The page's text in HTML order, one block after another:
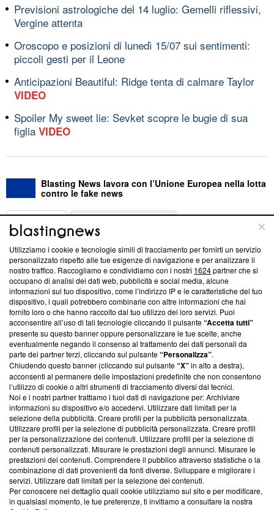
Previsioni astrologiche del 14 luglio: Gemelli riflessivi,
Vergine attenta
Oroscopo e posizioni di lunedì 15/07 sui sentimenti:
piccoli gesti per il Leone
Anticipazioni Beautiful: Ridge tenta di calmare Taylor
VIDEO
Spoiler My sweet lie: Sevket scopre le bugie di sua
figlia VIDEO
Blasting News lavora con l’Unione Europea nella lotta
contro le fake news
ABOUT
Questa sezione offre informazioni trasparenti su Blasting
News, sui nostri processi editoriali e su come ci impegniamo a
creare news di qualità. Inoltre, afferma la nostra aderenza a
‘Trust Project - News with Integrity’Blasting News non è
ancora membro del programma, ma ha richiesto di farne
parte; Trust Project non ha ancora effettuato una verifica di
conformità agli standard.
Su di noi
Team editoriale
Corporate
Redazione
Informativa Privacy
Cookie Policy
Blasting SA, IDI CHE-247.845.224, Via Carlo Frasca, 3 - 6900
Lugano (Svizzera) Tel:+39 0690258937
Utilizziamo i cookie e tecnologie simili di tracciamento per fornirti un servizio
personalizzato rispetto alle tue esigenze di navigazione e per analizzare il
nostro traffico. Raccogliamo e condividiamo con i nostri 1624partner che si
occupano di analisi dei dati web, pubblicità e social media, alcune
informazioni sul tuo dispositivo, come l’indirizzo IP e le caratteristiche del tuo
dispositivo, i quali potrebbero combinarle con altre informazioni che hai
fornito loro o che hanno raccolto dal tuo utilizzo dei loro servizi. Puoi
acconsentire all’uso di tali tecnologie cliccando il pulsante“Accetta tutti”
presente su questo banner oppure personalizzare le tue scelte, anche
eventualmente negando il consenso al trattamento dei dati personali da
parte dei partner terzi, cliccando sul pulsante“Personalizza”.
Chiudendo questo banner (cliccando sul pulsante“X”in alto a destra),
acconsenti al permanere delle impostazioni predefinite che non consentono
l’utilizzo di cookie o altri strumenti di tracciamento diversi dai tecnici.
Noi e i nostri partner trattiamo i tuoi dati di navigazione per: Archiviare
informazioni su dispositivo e/o accedervi. Utilizzare dati limitati per la
selezione della pubblicità. Creare profili per la pubblicità personalizzata.
Utilizzare profili per la selezione di pubblicità personalizzata. Creare profili
per la personalizzazione dei contenuti. Utilizzare profili per la selezione di
contenuti personalizzati. Misurare le prestazioni degli annunci. Misurare le
prestazioni dei contenuti. Comprendere il pubblico attraverso statistiche o la
combinazione di dati provenienti da fonti diverse. Sviluppare e migliorare i
servizi. Utilizzare dati limitati per la selezione dei contenuti.
Per conoscere nel dettaglio quali cookie utilizziamo sul sito e per modificare,
in qualsiasi momento, le tue preferenze, ti invitiamo a consultare la nostra